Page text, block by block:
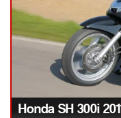
Honda SH 300i